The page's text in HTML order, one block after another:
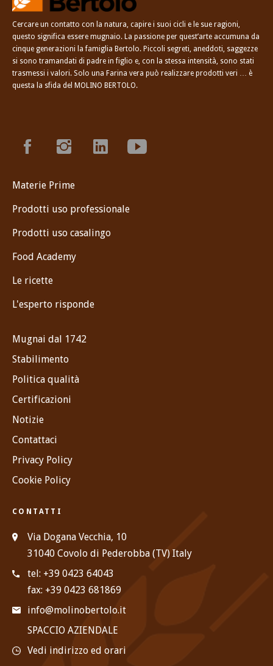
Cercare un contatto con la natura, capire i suoi cicli e le sue ragioni,
questo significa essere mugnaio. La passione per quest’arte accumuna da
cinque generazioni la famiglia Bertolo. Piccoli segreti, aneddoti, saggezze
si sono tramandati di padre in figlio e, con la stessa intensità, sono stati
trasmessi i valori. Solo una Farina vera può realizzare prodotti veri … è
questa la sfida del MOLINO BERTOLO.
Materie Prime
Prodotti uso professionale
Prodotti uso casalingo
Food Academy
Le ricette
L'esperto risponde
Mugnai dal 1742
Stabilimento
Politica qualità
Certificazioni
Notizie
Contattaci
Privacy Policy
Cookie Policy
CONTATTI
Via Dogana Vecchia, 10
31040 Covolo di Pederobba (TV) Italy
tel: +39 0423 64043
fax: +39 0423 681869
info@molinobertolo.it
SPACCIO AZIENDALE
Vedi indirizzo ed orari